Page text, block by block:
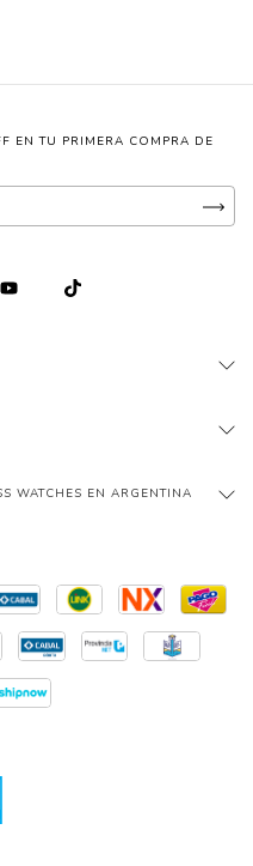
EN TU PRIMERA COMPRA DE
WATCHES EN ARGENTINA